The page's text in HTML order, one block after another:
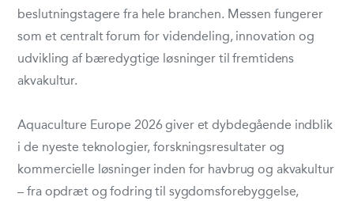
beslutningstagere fra hele branchen. Messen fungerer
som et centralt forum for videndeling, innovation og
udvikling af bæredygtige løsninger til fremtidens
akvakultur.
Aquaculture Europe 2026 giver et dybdegående indblik
i de nyeste teknologier, forskningsresultater og
kommercielle løsninger inden for havbrug og akvakultur
– fra opdræt og fodring til sygdomsforebyggelse,